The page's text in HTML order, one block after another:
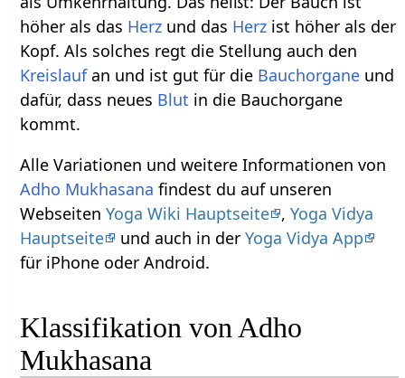
höher als das Herz und das Herz ist höher als der
Kopf. Als solches regt die Stellung auch den
Kreislaufan und ist gut für die Bauchorgane und
dafür, dass neues Blut in die Bauchorgane
kommt.
Alle Variationen und weitere Informationen von
Adho Mukhasana findest du auf unseren
WebseitenYoga Wiki Hauptseite ,Yoga Vidya
Hauptseite
und auch in derYoga Vidya App
für iPhone oder Android.
Klassifikation von Adho
Mukhasana